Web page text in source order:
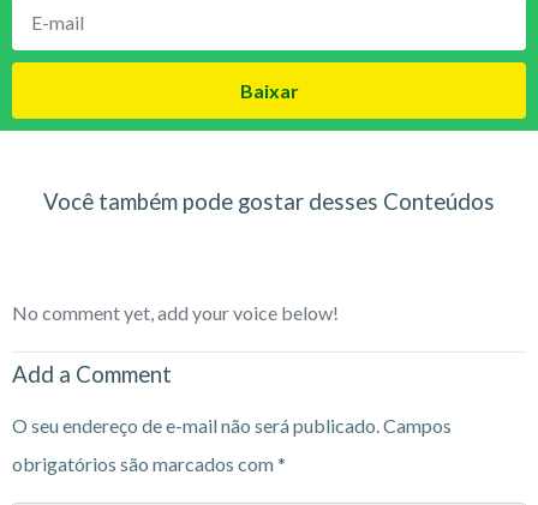
Baixar
Você também pode gostar desses Conteúdos
No comment yet, add your voice below!
Add a Comment
O seu endereço de e-mail não será publicado.Campos
obrigatórios são marcados com*